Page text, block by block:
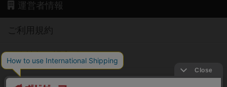
運営者情報
ご利用規約
個人情報保護方針
特定商取引法に基づく表記